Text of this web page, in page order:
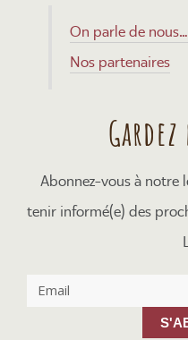
On parle de nous…
Nos partenaires
Abonnez-vous à notre
tenir informé(e) des